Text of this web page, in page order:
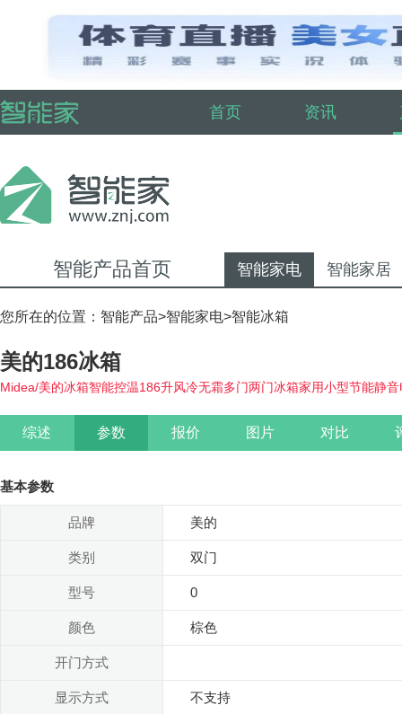
首页 资讯
智能产品首页 智能家电 智能家居
您所在的位置： 智能产品>智能家电>智能冰箱
美的186冰箱
Midea/美的冰箱智能控温186升风冷无霜多门两门冰箱家用小型节能静
综述 参数 报价 图片 对比
基本参数
品牌 美的
类别 双门
型号 0
颜色 棕色
开门方式
显示方式 不支持